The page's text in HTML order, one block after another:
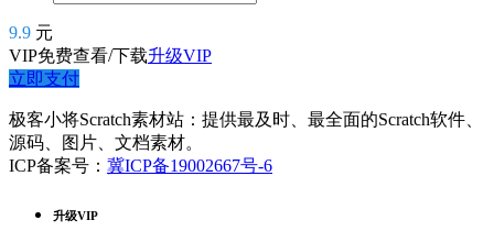
9.9 元
VIP免费查看/下载升级VIP
立即支付
极客小将Scratch素材站：提供最及时、最全面的Scratch软件、
源码、图片、文档素材。
ICP备案号： 冀ICP备19002667号-6
升级VIP